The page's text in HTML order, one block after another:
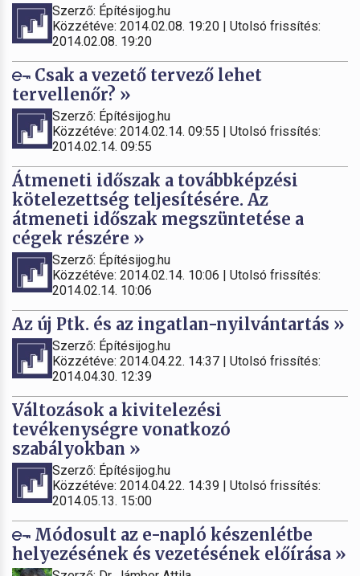
Szerző: Építésijog.hu
Közzétéve: 2014.02.08. 19:20 | Utolsó frissítés:
2014.02.08. 19:20
Csak a vezető tervező lehet
tervellenőr? »
Szerző: Építésijog.hu
Közzétéve: 2014.02.14. 09:55 | Utolsó frissítés:
2014.02.14. 09:55
Átmeneti időszak a továbbképzési
kötelezettség teljesítésére. Az
átmeneti időszak megszüntetése a
cégek részére »
Szerző: Építésijog.hu
Közzétéve: 2014.02.14. 10:06 | Utolsó frissítés:
2014.02.14. 10:06
Az új Ptk. és az ingatlan-nyilvántartás »
Szerző: Építésijog.hu
Közzétéve: 2014.04.22. 14:37 | Utolsó frissítés:
2014.04.30. 12:39
Változások a kivitelezési
tevékenységre vonatkozó
szabályokban »
Szerző: Építésijog.hu
Közzétéve: 2014.04.22. 14:39 | Utolsó frissítés:
2014.05.13. 15:00
Módosult az e-napló készenlétbe
helyezésének és vezetésének előírása »